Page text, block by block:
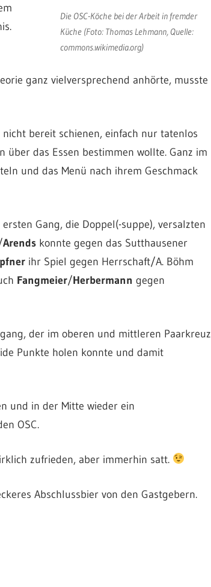
Die OSC-Köche bei der Arbeit in fremder
Küche (Foto: Thomas Lehmann, Quelle:
commons.wikimedia.org)
ganz vielversprechend anhörte, musste
bereit schienen, einfach nur tatenlos
über das Essen bestimmen wollte. Ganz im
und das Menü nach ihrem Geschmack
Gang, die Doppel(-suppe), versalzten
Arendskonnte gegen das Sutthausener
ihr Spiel gegen Herrschaft/A. Böhm
Fangmeier/Herbermann gegen
der im oberen und mittleren Paarkreuz
Punkte holen konnte und damit
und in der Mitte wieder ein
OSC.
zufrieden, aber immerhin satt.
Abschlussbier von den Gastgebern.